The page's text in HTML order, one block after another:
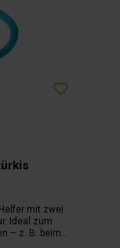
mit zwei
Ideal zum
– z. B. beim